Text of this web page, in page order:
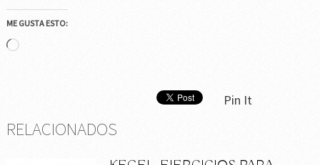
ME GUSTA ESTO:
Cargando...
Pin It
RELACIONADOS